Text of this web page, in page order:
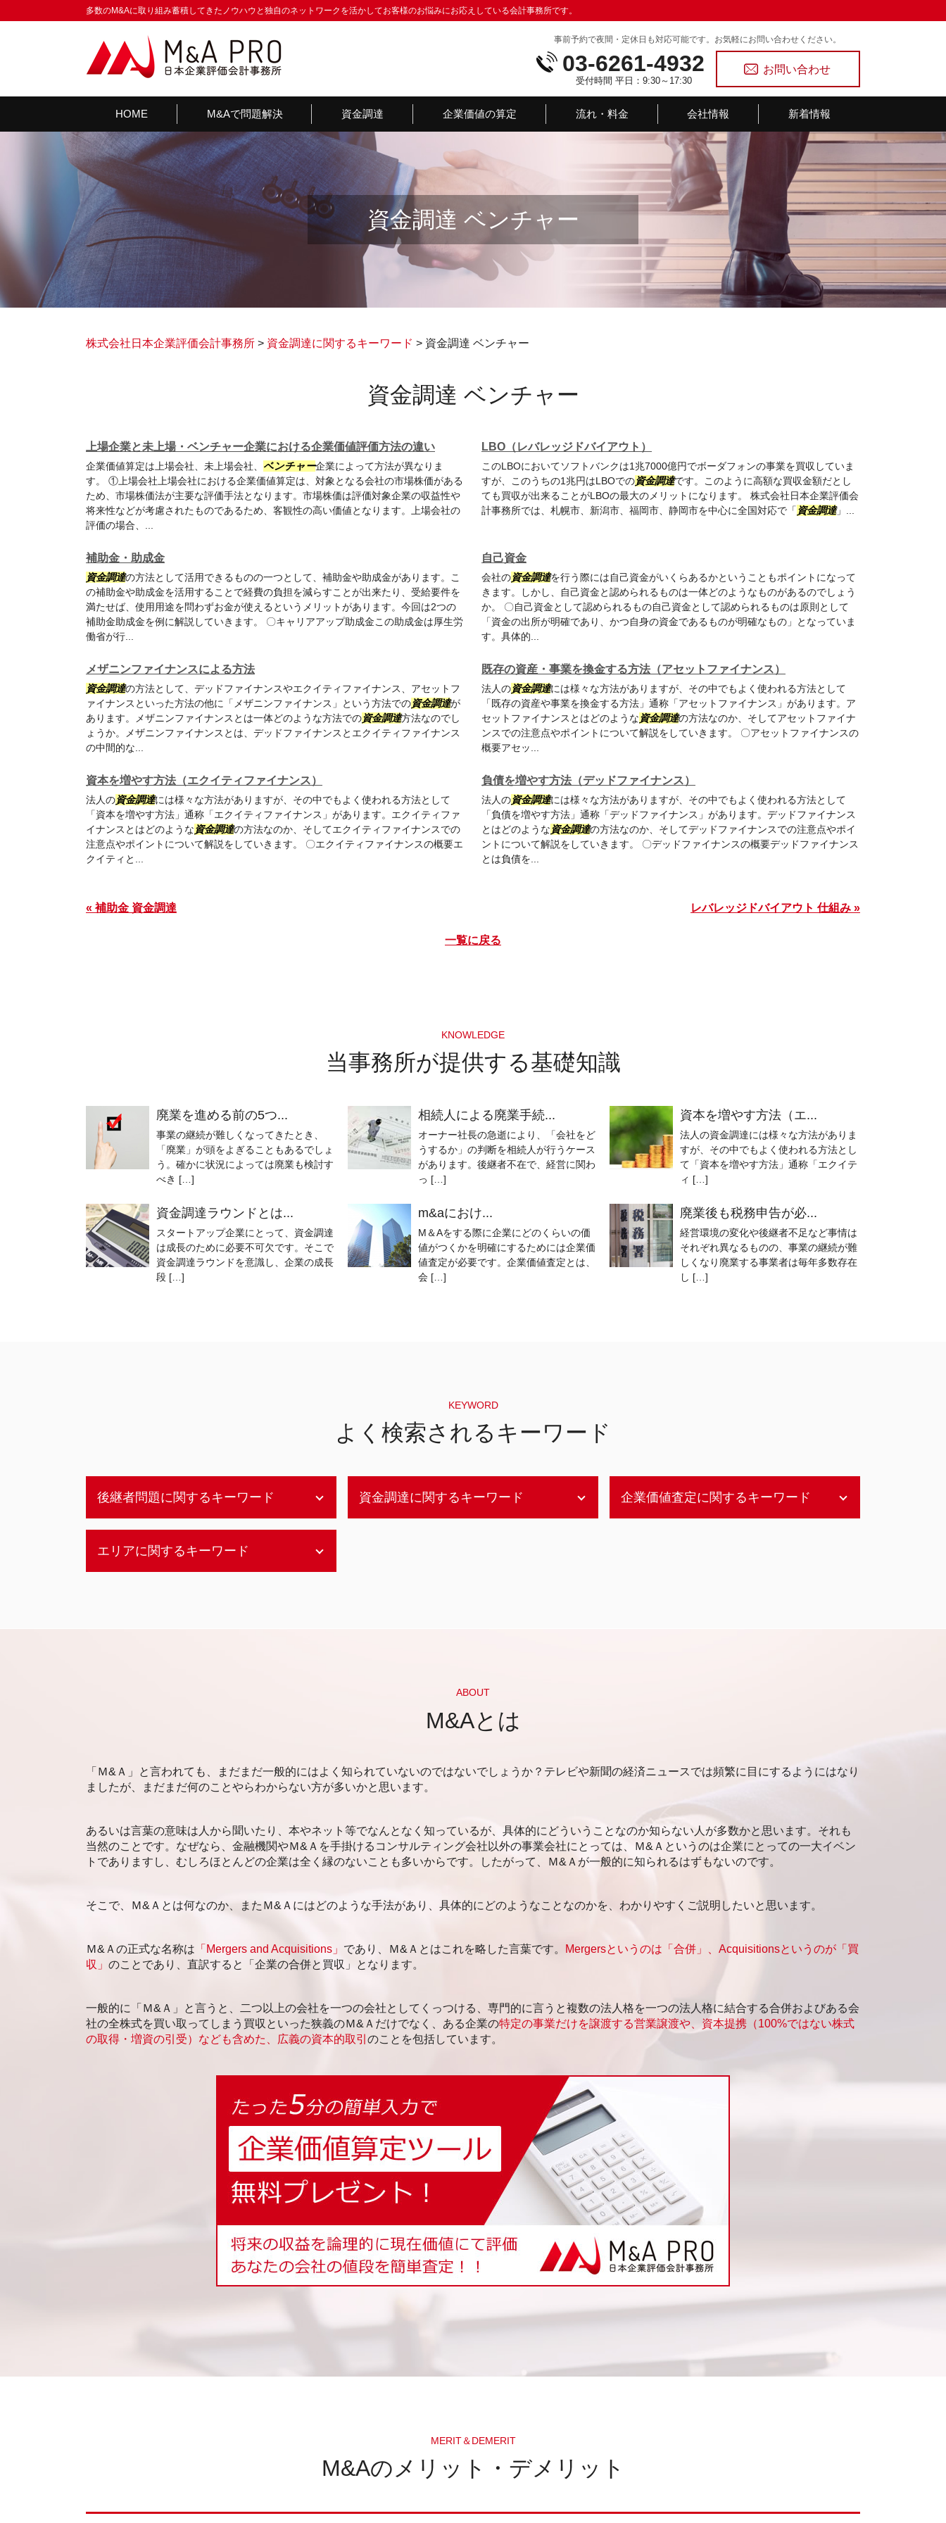
資金調達 ベンチャー
多数のM&Aに取り組み蓄積してきたノウハウと独自のネットワークを活かしてお客様のお悩みにお応えしている会計事務所です。
事前予約で夜間・定休日も対応可能です。お気軽にお問い合わせください。
03-6261-4932
受付時間 平日：9:30～17:30
お問い合わせ
HOME M&Aで問題解決 資金調達 企業価値の算定 流れ・料金 会社情報 新着情報
株式会社日本企業評価会計事務所 > 資金調達に関するキーワード > 資金調達 ベンチャー
資金調達 ベンチャー
上場企業と未上場・ベンチャー企業における企業価値評価方法の違い
企業価値算定は上場会社、未上場会社、 ベンチャー企業によって方法が異なりま
す。 ①上場会社上場会社における企業価値算定は、対象となる会社の市場株価がある
ため、市場株価法が主要な評価手法となります。市場株価は評価対象企業の収益性や
将来性などが考慮されたものであるため、客観性の高い価値となります。上場会社の
評価の場合、...
LBO（レバレッジドバイアウト）
このLBOにおいてソフトバンクは1兆7000億円でボーダフォンの事業を買収していま
すが、このうちの1兆円はLBOでの資金調達です。このように高額な買収金額だとし
ても買収が出来ることがLBOの最大のメリットになります。 株式会社日本企業評価会
計事務所では、札幌市、新潟市、福岡市、静岡市を中心に全国対応で「 資金調達」...
補助金・助成金
資金調達の方法として活用できるものの一つとして、補助金や助成金があります。こ
の補助金や助成金を活用することで経費の負担を減らすことが出来たり、受給要件を
満たせば、使用用途を問わずお金が使えるというメリットがあります。今回は2つの
補助金助成金を例に解説していきます。 〇キャリアアップ助成金この助成金は厚生労
働省が行...
自己資金
会社の資金調達を行う際には自己資金がいくらあるかということもポイントになって
きます。しかし、自己資金と認められるものは一体どのようなものがあるのでしょう
か。 〇自己資金として認められるもの自己資金として認められるものは原則として
「資金の出所が明確であり、かつ自身の資金であるものが明確なもの」となっていま
す。具体的...
メザニンファイナンスによる方法
資金調達の方法として、デッドファイナンスやエクイティファイナンス、アセットフ
ァイナンスといった方法の他に「メザニンファイナンス」という方法での資金調達が
あります。メザニンファイナンスとは一体どのような方法での資金調達方法なのでし
ょうか。メザニンファイナンスとは、デッドファイナンスとエクイティファイナンス
の中間的な...
既存の資産・事業を換金する方法（アセットファイナンス）
法人の資金調達には様々な方法がありますが、その中でもよく使われる方法として
「既存の資産や事業を換金する方法」通称「アセットファイナンス」があります。ア
セットファイナンスとはどのような資金調達の方法なのか、そしてアセットファイナ
ンスでの注意点やポイントについて解説をしていきます。 〇アセットファイナンスの
概要アセッ...
資本を増やす方法（エクイティファイナンス）
法人の資金調達には様々な方法がありますが、その中でもよく使われる方法として
「資本を増やす方法」通称「エクイティファイナンス」があります。エクイティファ
イナンスとはどのような資金調達の方法なのか、そしてエクイティファイナンスでの
注意点やポイントについて解説をしていきます。 〇エクイティファイナンスの概要エ
クイティと...
負債を増やす方法（デッドファイナンス）
法人の資金調達には様々な方法がありますが、その中でもよく使われる方法として
「負債を増やす方法」通称「デッドファイナンス」があります。デッドファイナンス
とはどのような資金調達の方法なのか、そしてデッドファイナンスでの注意点やポイ
ントについて解説をしていきます。 〇デッドファイナンスの概要デッドファイナンス
とは負債を...
« 補助金 資金調達 レバレッジドバイアウト 仕組み »
一覧に戻る
KNOWLEDGE
当事務所が提供する基礎知識
廃業を進める前の5つ...
事業の継続が難しくなってきたとき、
「廃業」が頭をよぎることもあるでしょ
う。確かに状況によっては廃業も検討す
べき […]
相続人による廃業手続...
オーナー社長の急逝により、「会社をど
うするか」の判断を相続人が行うケース
があります。後継者不在で、経営に関わ
っ […]
資本を増やす方法（エ...
法人の資金調達には様々な方法がありま
すが、その中でもよく使われる方法とし
て「資本を増やす方法」通称「エクイテ
ィ […]
資金調達ラウンドとは...
スタートアップ企業にとって、資金調達
は成長のために必要不可欠です。そこで
資金調達ラウンドを意識し、企業の成長
段 […]
m&aにおけ...
M＆Aをする際に企業にどのくらいの価
値がつくかを明確にするためには企業価
値査定が必要です。企業価値査定とは、
会 […]
廃業後も税務申告が必...
経営環境の変化や後継者不足など事情は
それぞれ異なるものの、事業の継続が難
しくなり廃業する事業者は毎年多数存在
し […]
KEYWORD
よく検索されるキーワード
後継者問題に関するキーワード
事業承継 個人
後継者問題 職人
林業 後継者問題
後継者問題 伝統工芸
家族経営 後継者問題
後継者問題 失敗
事業承継 株価対策
資金調達に関するキーワード
アセットファイナンス 資金調達
アセットファイナンス 担保価値
デットファイナンス エクイティファイナ
ンス 違い
資金調達 方法 個人
補助金 資金調達
エクイティファイナンス
企業価値査定に関するキーワード
非上場企業 企業価値評価
企業価値評価 重要性
企業価値評価 依頼
企業価値評価 公認会計士協会
企業価値評価 不動産
エリアに関するキーワード
新潟市 企業価値査定
福岡市 資金調達
資金調達 新潟市
札幌市 後継者問題
新潟市 事業承継 分析
札幌市 後継者不在 相談
ABOUT
M&Aとは
「Ｍ&Ａ」と言われても、まだまだ一般的にはよく知られていないのではないでしょうか？テレビや新聞の経済ニュースでは頻繁に目にするようにはなり
ましたが、まだまだ何のことやらわからない方が多いかと思います。
あるいは言葉の意味は人から聞いたり、本やネット等でなんとなく知っているが、具体的にどういうことなのか知らない人が多数かと思います。それも
当然のことです。なぜなら、金融機関やＭ&Ａを手掛けるコンサルティング会社以外の事業会社にとっては、Ｍ&Ａというのは企業にとっての一大イベン
トでありますし、むしろほとんどの企業は全く縁のないことも多いからです。したがって、Ｍ&Ａが一般的に知られるはずもないのです。
そこで、Ｍ&Ａとは何なのか、またＭ&Ａにはどのような手法があり、具体的にどのようなことなのかを、わかりやすくご説明したいと思います。
Ｍ&Ａの正式な名称は 「Mergers and Acquisitions」 であり、Ｍ&Ａとはこれを略した言葉です。
Mergersというのは「合併」、Acquisitionsというのが「買
収」 のことであり、直訳すると「企業の合併と買収」となります。
一般的に「Ｍ&Ａ」と言うと、二つ以上の会社を一つの会社としてくっつける、専門的に言うと複数の法人格を一つの法人格に結合する合併およびある会
社の全株式を買い取ってしまう買収といった狭義のＭ&Ａだけでなく、ある企業の特定の事業だけを譲渡する営業譲渡や、資本提携（100%ではない株式
の取得・増資の引受）なども含めた、広義の資本的取引 のことを包括しています。
MERIT＆DEMERIT
M&Aのメリット・デメリット